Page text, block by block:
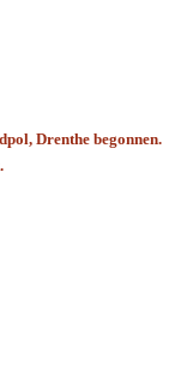
Drenthe begonnen.